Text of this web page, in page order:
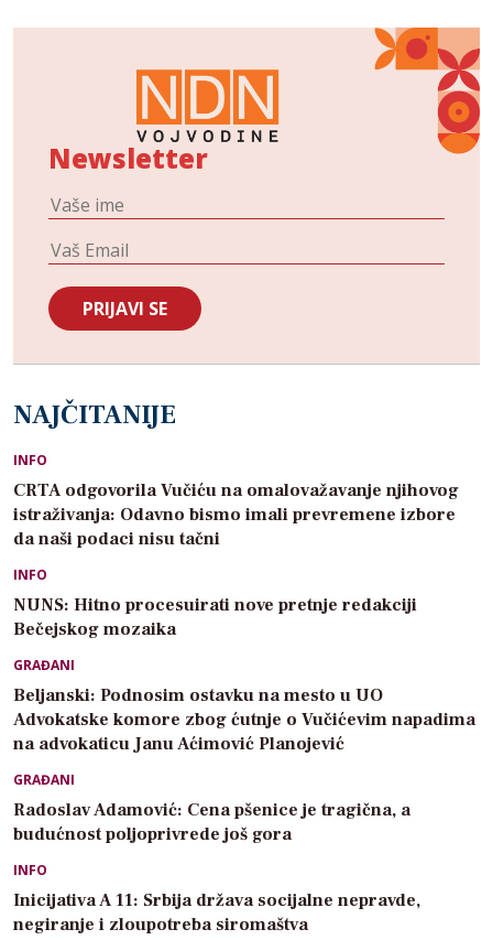
Newsletter
NAJČITANIJE
INFO
CRTA odgovorila Vučiću na omalovažavanje njihovog
istraživanja: Odavno bismo imali prevremene izbore
da naši podaci nisu tačni
INFO
NUNS: Hitno procesuirati nove pretnje redakciji
Bečejskog mozaika
GRAĐANI
Beljanski: Podnosim ostavku na mesto u UO
Advokatske komore zbog ćutnje o Vučićevim napadima
na advokaticu Janu Aćimović Planojević
GRAĐANI
Radoslav Adamović: Cena pšenice je tragična, a
budućnost poljoprivrede još gora
INFO
Inicijativa A 11: Srbija država socijalne nepravde,
negiranje i zloupotreba siromaštva